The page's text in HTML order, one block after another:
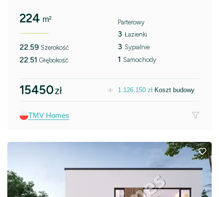
224 m²
22.59 Szerokość
22.51 Głębokość
Parterowy
3 Łazienki
3 Sypialnie
1 Samochody
15450zł 1.126.150 zł Koszt budowy
TMV Homes